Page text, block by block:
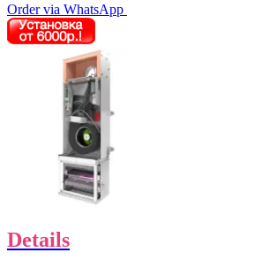
Order via WhatsApp
Details